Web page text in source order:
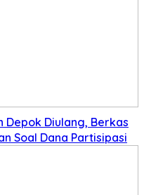
Depok Diulang, Berkas
Soal Dana Partisipasi